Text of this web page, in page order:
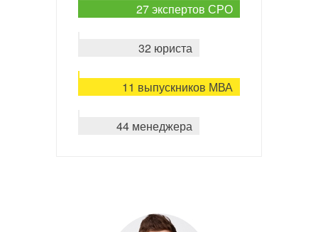
27 экспертов СРО
32 юриста
11 выпускников МВА
44 менеджера